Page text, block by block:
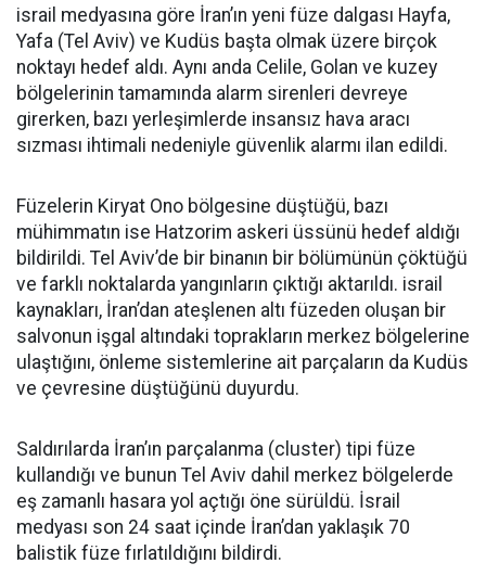
israil medyasına göre İran’ın yeni füze dalgası Hayfa,
Yafa (Tel Aviv) ve Kudüs başta olmak üzere birçok
noktayı hedef aldı. Aynı anda Celile, Golan ve kuzey
bölgelerinin tamamında alarm sirenleri devreye
girerken, bazı yerleşimlerde insansız hava aracı
sızması ihtimali nedeniyle güvenlik alarmı ilan edildi.
Füzelerin Kiryat Ono bölgesine düştüğü, bazı
mühimmatın ise Hatzorim askeri üssünü hedef aldığı
bildirildi. Tel Aviv’de bir binanın bir bölümünün çöktüğü
ve farklı noktalarda yangınların çıktığı aktarıldı. israil
kaynakları, İran’dan ateşlenen altı füzeden oluşan bir
salvonun işgal altındaki toprakların merkez bölgelerine
ulaştığını, önleme sistemlerine ait parçaların da Kudüs
ve çevresine düştüğünü duyurdu.
Saldırılarda İran’ın parçalanma (cluster) tipi füze
kullandığı ve bunun Tel Aviv dahil merkez bölgelerde
eş zamanlı hasara yol açtığı öne sürüldü. İsrail
medyası son 24 saat içinde İran’dan yaklaşık 70
balistik füze fırlatıldığını bildirdi.